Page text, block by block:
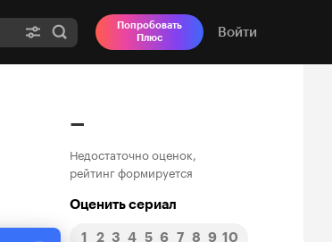
Попробовать
Плюс
Войти
–
Недостаточно оценок,
рейтинг формируется
Оценить сериал
1 2 3 4 5 6 7 8 9 10